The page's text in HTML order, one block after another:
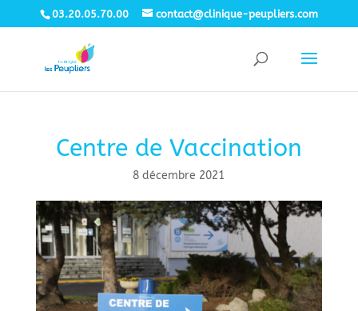
03.20.05.70.00 contact@clinique-peupliers.com
Centre de Vaccination
8 décembre 2021